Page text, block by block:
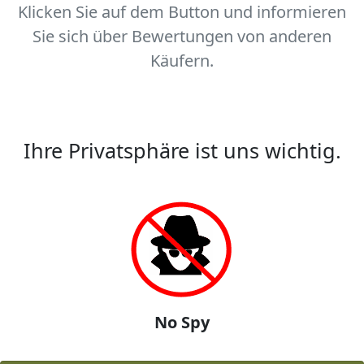
Klicken Sie auf dem Button und informieren
Sie sich über Bewertungen von anderen
Käufern.
Ihre Privatsphäre ist uns wichtig.
No Spy